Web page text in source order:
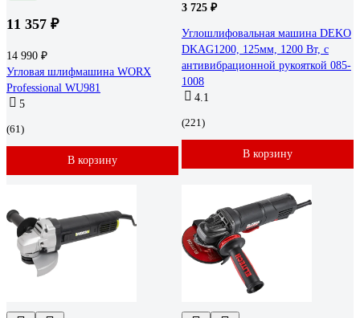
11 357 ₽
14 990 ₽
Угловая шлифмашина WORX
Professional WU981
5
(61)
В корзину
3 725 ₽
Углошлифовальная машина DEKO
DKAG1200, 125мм, 1200 Вт, с
антивибрационной рукояткой 085-
1008
4.1
(221)
В корзину